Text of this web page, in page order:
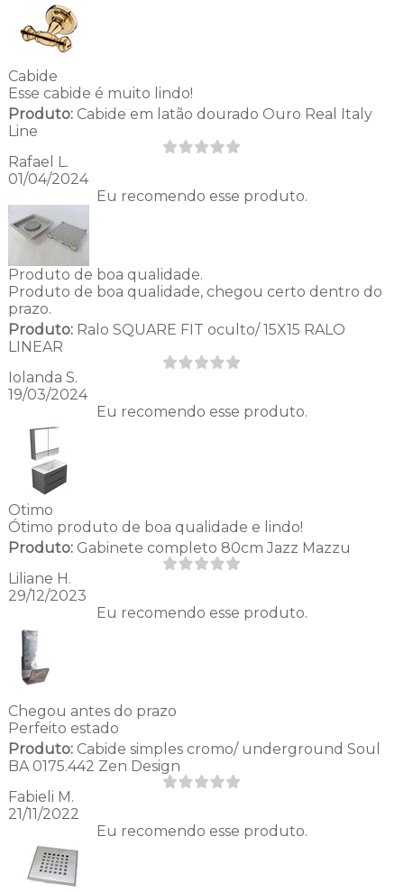
Cabide
Esse cabide é muito lindo!
Produto:Cabide em latão dourado Ouro Real Italy
Line
Rafael L.
01/04/2024
Eu recomendo esse produto.
Produto de boa qualidade.
Produto de boa qualidade, chegou certo dentro do
prazo.
Produto:Ralo SQUARE FIT oculto/ 15X15 RALO
LINEAR
Iolanda S.
19/03/2024
Eu recomendo esse produto.
Otimo
Ótimo produto de boa qualidade e lindo!
Produto:Gabinete completo 80cm Jazz Mazzu
Liliane H.
29/12/2023
Eu recomendo esse produto.
Chegou antes do prazo
Perfeito estado
Produto:Cabide simples cromo/ underground Soul
BA 0175.442 Zen Design
Fabieli M.
21/11/2022
Eu recomendo esse produto.